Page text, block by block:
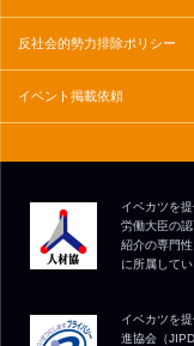
反社会的勢力排除ポリシー
イベント掲載依頼